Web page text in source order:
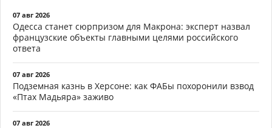
07 авг 2026
Одесса станет сюрпризом для Макрона: эксперт назвал
французские объекты главными целями российского
ответа
07 авг 2026
Подземная казнь в Херсоне: как ФАБы похоронили взвод
«Птах Мадьяра» заживо
07 авг 2026